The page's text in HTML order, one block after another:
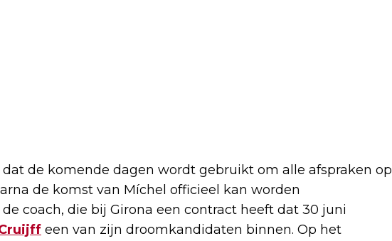
de komende dagen wordt gebruikt om alle afspraken op
de komst van Míchel officieel kan worden
coach, die bij Girona een contract heeft dat 30 juni
een van zijn droomkandidaten binnen. Op het